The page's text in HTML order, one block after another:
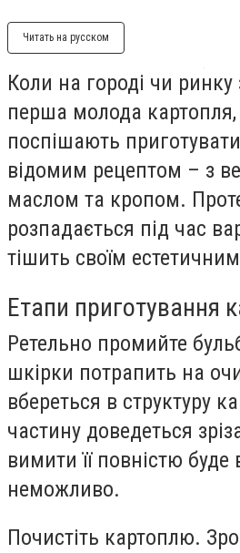
Читать на русском
Коли на городі чи ринку
перша молода картопля,
поспішають приготувати
відомим рецептом – з
маслом та кропом.
розпадається під час
тішить своїм
Етапи приготування
Ретельно промийте
шкірки потрапить на
вбереться в структуру
частину доведеться
вимити її повністю
неможливо.
Почистіть картоплю.